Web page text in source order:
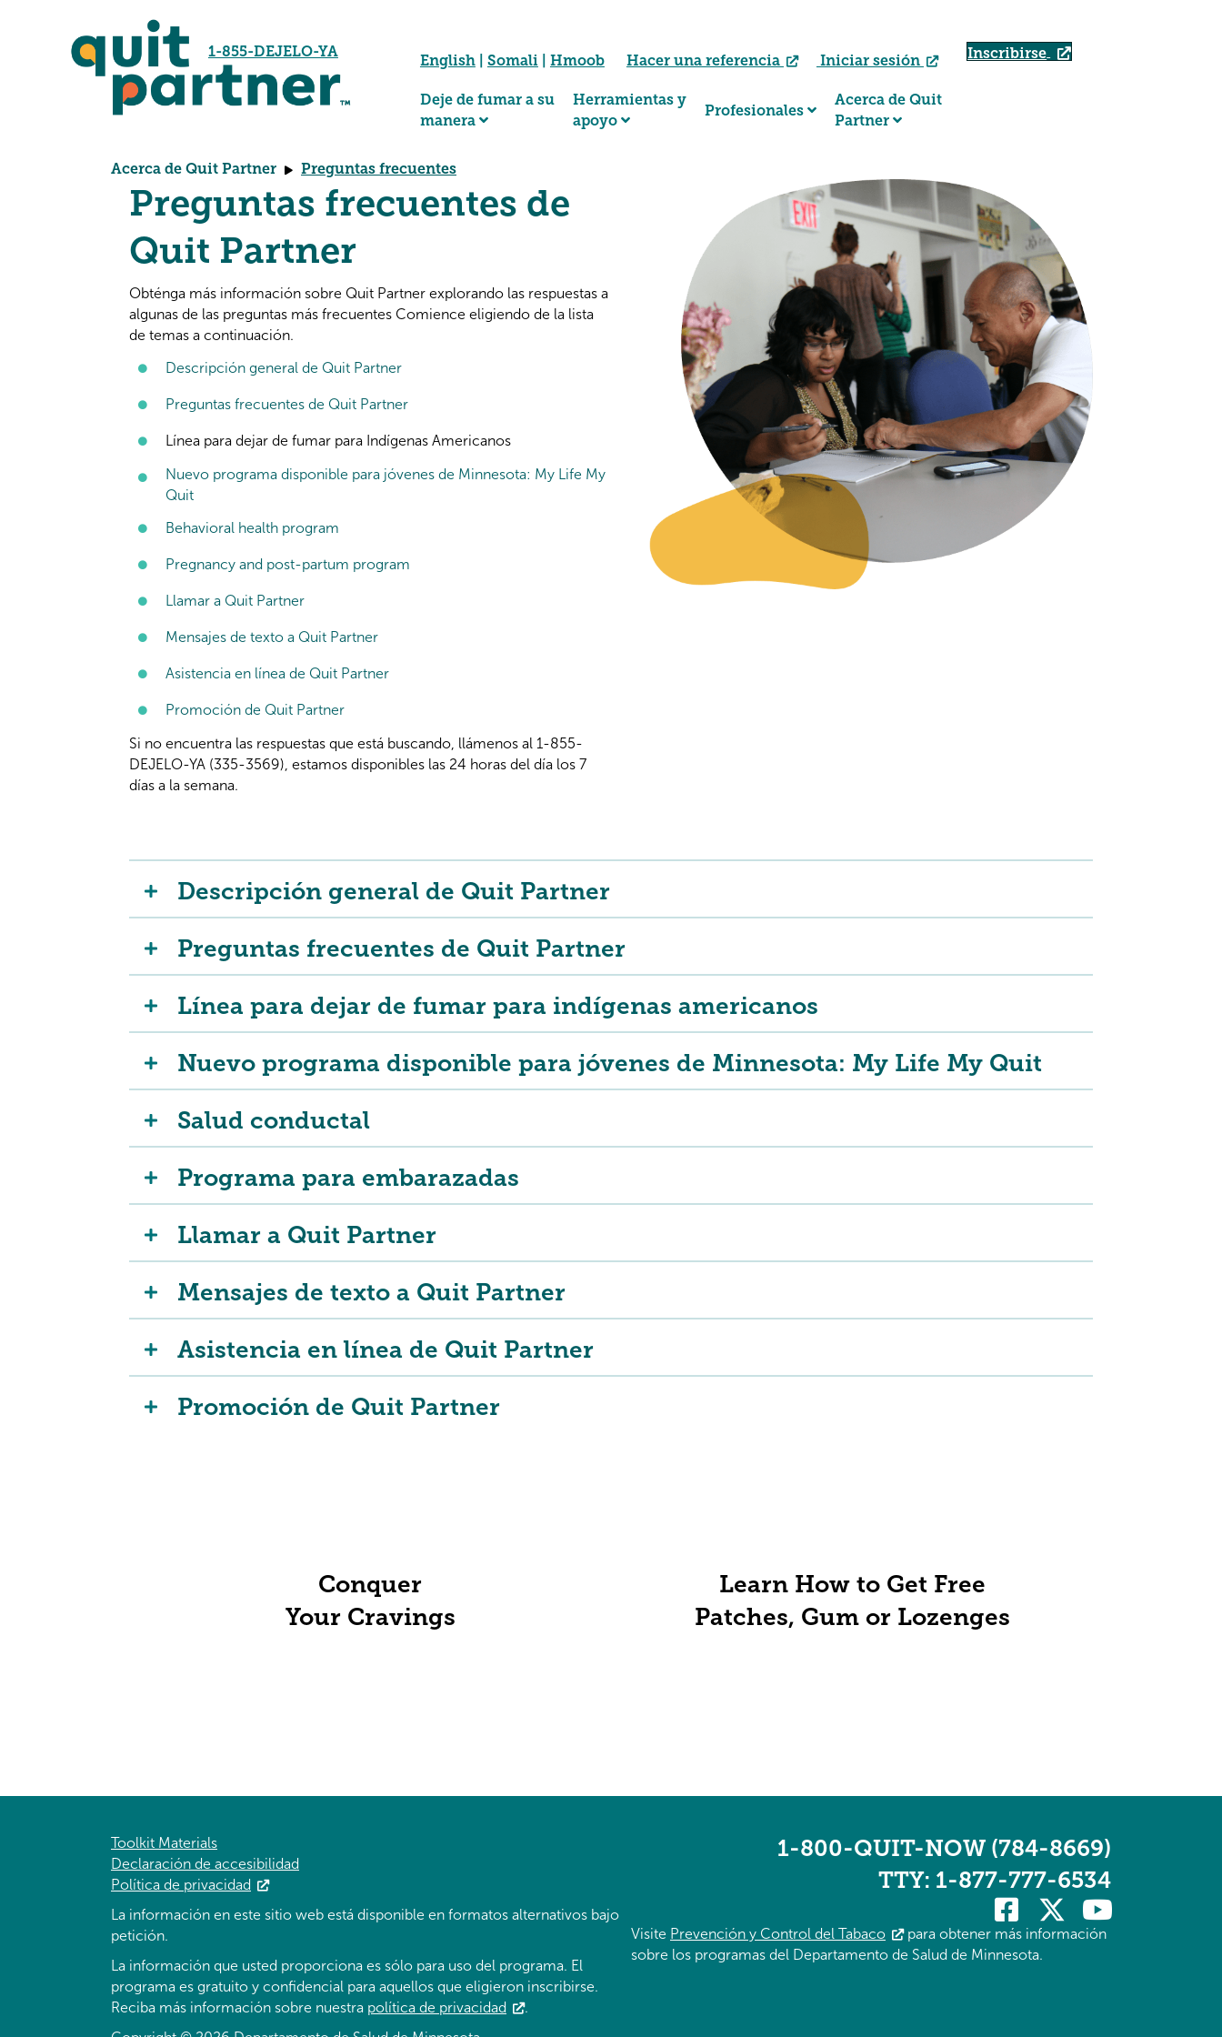
1-855-DEJELO-YA
English| Somali| Hmoob Hacer una referencia Iniciar sesión Inscribirse
Deje de fumar a su
manera
Herramientas y
apoyo
Profesionales
Acerca de Quit
Partner
Acerca de Quit Partner Preguntas frecuentes
Preguntas frecuentes de
Quit Partner
Obténga más información sobre Quit Partner explorando las respuestas a
algunas de las preguntas más frecuentes Comience eligiendo de la lista
de temas a continuación.
Descripción general de Quit Partner
Preguntas frecuentes de Quit Partner
Línea para dejar de fumar para Indígenas Americanos
Nuevo programa disponible para jóvenes de Minnesota: My Life My
Quit
Behavioral health program
Pregnancy and post-partum program
Llamar a Quit Partner
Mensajes de texto a Quit Partner
Asistencia en línea de Quit Partner
Promoción de Quit Partner
Si no encuentra las respuestas que está buscando, llámenos al 1-855-
DEJELO-YA (335-3569), estamos disponibles las 24 horas del día los 7
días a la semana.
Descripción general de Quit Partner
Preguntas frecuentes de Quit Partner
Línea para dejar de fumar para indígenas americanos
Nuevo programa disponible para jóvenes de Minnesota: My Life My Quit
Salud conductal
Programa para embarazadas
Llamar a Quit Partner
Mensajes de texto a Quit Partner
Asistencia en línea de Quit Partner
Promoción de Quit Partner
Conquer
Your Cravings
Learn How to Get Free
Patches, Gum or Lozenges
Toolkit Materials
Declaración de accesibilidad
Política de privacidad
La información en este sitio web está disponible en formatos alternativos bajo
petición.
La información que usted proporciona es sólo para uso del programa. El
programa es gratuito y confidencial para aquellos que eligieron inscribirse.
Reciba más información sobre nuestra política de privacidad
.
1-800-QUIT-NOW (784-8669)
TTY: 1-877-777-6534
Visite Prevención y Control del Tabaco
para obtener más información
sobre los programas del Departamento de Salud de Minnesota.